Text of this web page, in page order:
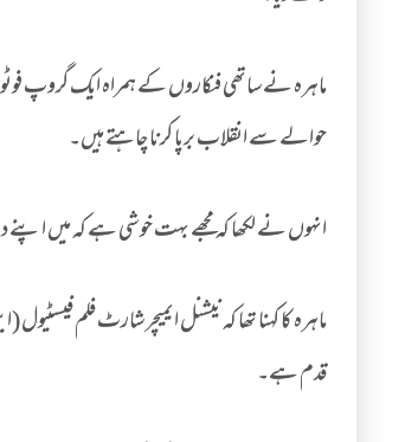
ماہرہ نے ساتھی فنکاروں کے ہمراہ ایک گروپ
حوالے سے انقلاب برپا کرنا چاہتے ہیں۔
انہوں نے لکھا کہ مجھے بہت خوشی ہے کہ میں
ماہرہ کا کہنا تھا کہ نیشنل ایمیچر شارٹ فلم
قدم ہے۔